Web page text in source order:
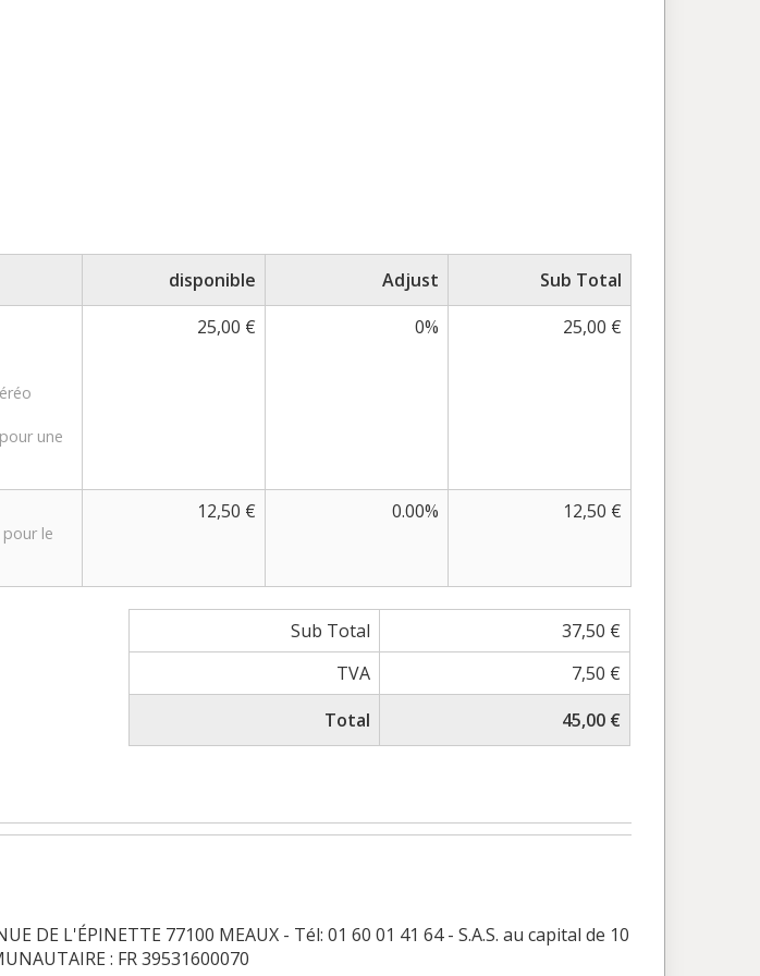
disponible Adjust
Sub Total
une
25,00 € 0% 25,00 €
le
12,50 € 0.00% 12,50 €
Sub Total
37,50 €
TVA
7,50 €
Total
45,00 €
DE L'ÉPINETTE 77100 MEAUX - Tél: 01 60 01 41 64 - S.A.S. au capital de 10
: FR 39531600070